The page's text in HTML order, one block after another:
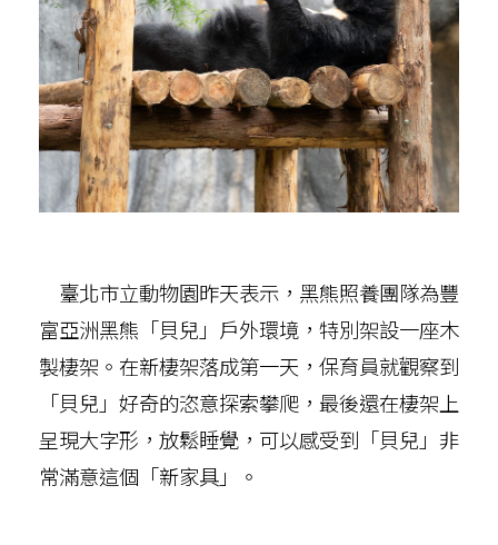
臺北市立動物園昨天表示，黑熊照養團隊為豐
富亞洲黑熊「貝兒」戶外環境，特別架設一座木
製棲架。在新棲架落成第一天，保育員就觀察到
「貝兒」好奇的恣意探索攀爬，最後還在棲架上
呈現大字形，放鬆睡覺，可以感受到「貝兒」非
常滿意這個「新家具」。